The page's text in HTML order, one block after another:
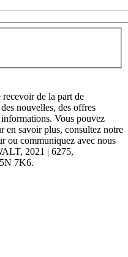
de la part de
nouvelles, des offres
informations. Vous pouvez
en savoir plus, consultez notre
ou communiquez avec nous
2021 | 6275,
7K6.